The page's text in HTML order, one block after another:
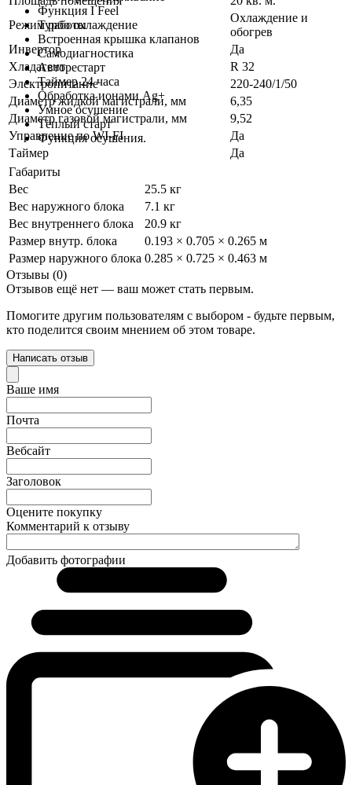
Функция I Feel
Турбо охлаждение
Встроенная крышка клапанов
Самодиагностика
Авторестарт
Таймер 24 часа
Обработка ионами Ag+
Умное осушение
Тёплый старт
Функция осушения.
Режим работы
Охлаждение и
обогрев
Инвертор
Да
Хладагент
R 32
Электропитание
220-240/1/50
Диаметр жидкой магистрали, мм
6,35
Диаметр газовой магистрали, мм
9,52
Управление по WI-FI
Да
Таймер
Да
Габариты
Вес
25.5 кг
Вес наружного блока
7.1 кг
Вес внутреннего блока
20.9 кг
Размер внутр. блока
0.193 × 0.705 × 0.265 м
Размер наружного блока 0.285 × 0.725 × 0.463 м
Отзывы (0)
Отзывов ещё нет — ваш может стать первым.
Помогите другим пользователям с выбором - будьте первым,
кто поделится своим мнением об этом товаре.
Написать отзыв
Ваше имя
Почта
Вебсайт
Заголовок
Оцените покупку
Комментарий к отзыву
Добавить фотографии